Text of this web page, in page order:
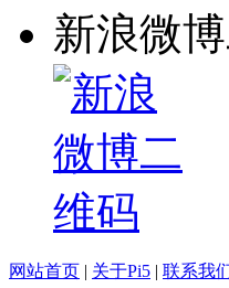
新浪微
网站首页 关于Pi5 联系我